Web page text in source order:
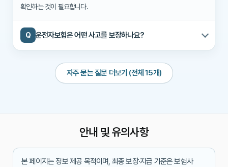
확인하는 것이 필요합니다.
Q 운전자보험은 어떤 사고를 보장하나요?
자주 묻는 질문 더보기 (전체 15개)
안내 및 유의사항
본 페이지는 정보 제공 목적이며, 최종 보장·지급 기준은 보험사